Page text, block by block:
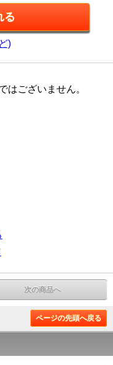
)
はございません。
次の商品へ
ページの先頭へ戻る